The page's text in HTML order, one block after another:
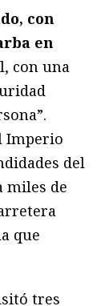
con
en
con una
Imperio
del
miles de
que
tres